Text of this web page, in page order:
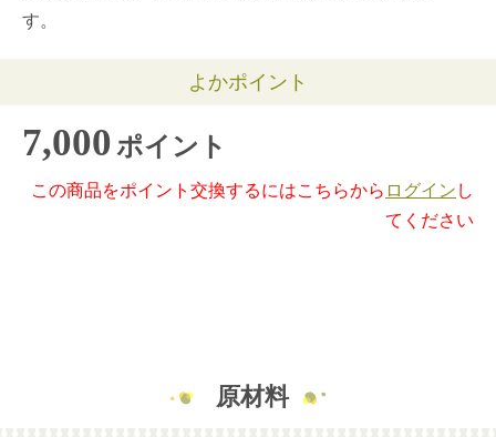
す。
よかポイント
7,000ポイント
この商品をポイント交換するにはこちらから ログイン し
てください
原材料